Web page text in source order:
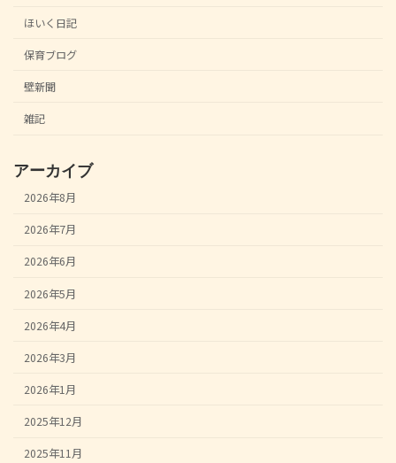
ほいく日記
保育ブログ
壁新聞
雑記
アーカイブ
2026年8月
2026年7月
2026年6月
2026年5月
2026年4月
2026年3月
2026年1月
2025年12月
2025年11月